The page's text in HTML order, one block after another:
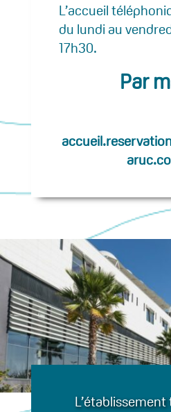
L’accueil
du lundi au
17h30.
Par